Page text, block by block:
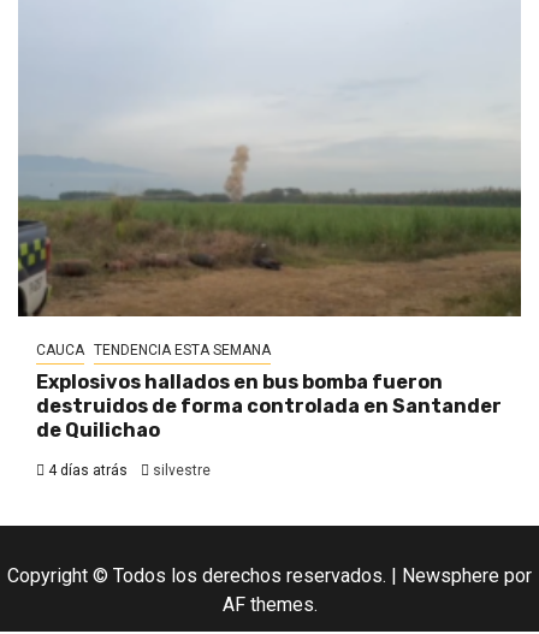
CAUCA TENDENCIA ESTA SEMANA
Explosivos hallados en bus bomba fueron
destruidos de forma controlada en Santander
de Quilichao
4 días atrás silvestre
Copyright © Todos los derechos reservados. | Newsphere por
AF themes.